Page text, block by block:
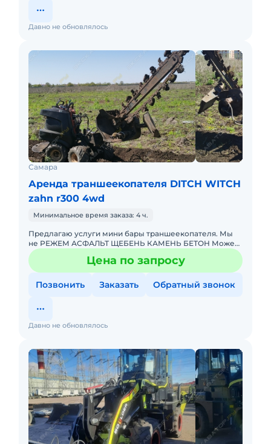
Давно не обновлялось
Самара
Аренда траншеекопателя DITCH WITCH
zahn r300 4wd
Минимальное время заказа: 4 ч.
Предлагаю услуги мини бары траншеекопателя. Мы
не РЕЖЕМ АСФАЛЬТ ЩЕБЕНЬ КАМЕНЬ БЕТОН Может
выполнять работы в стесненных условиях. Очень
маневренный за счет малыЦена по запросу
Позвонить Заказать Обратный звонок
Давно не обновлялось